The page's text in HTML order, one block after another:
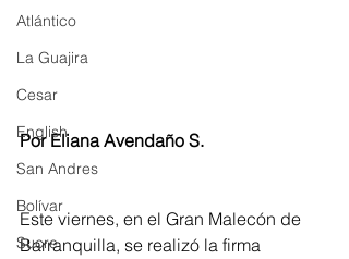
Atlántico
La Guajira
Cesar
English
San Andres
Bolívar
Sucre
Por Eliana Avendaño S.
Este viernes, en el Gran Malecón de
Barranquilla, se realizó la firma